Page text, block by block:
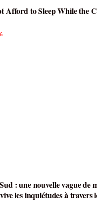
Afford to Sleep While the
: une nouvelle vague de
les inquiétudes à travers